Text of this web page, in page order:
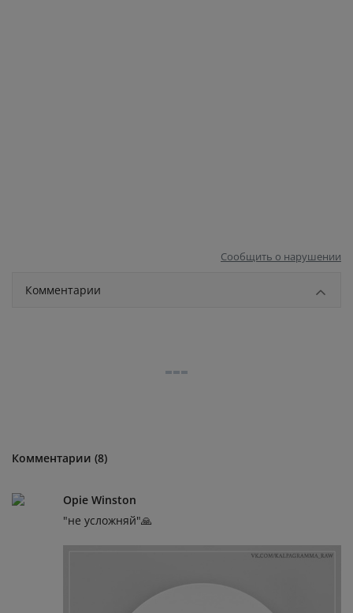
Сообщить о нарушении
Комментарии
Комментарии (8)
Opie Winston
"не усложняй"🙏